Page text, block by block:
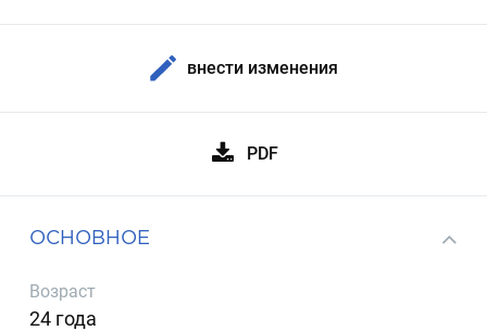
внести изменения
PDF
ОСНОВНОЕ
Возраст
24 года